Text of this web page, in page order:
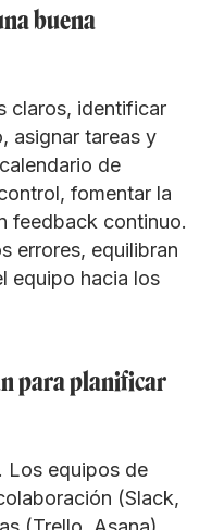
buena
claros, identificar
asignar tareas y
de
fomentar la
feedback continuo.
errores, equilibran
equipo hacia los
para planificar
Los equipos de
(Slack,